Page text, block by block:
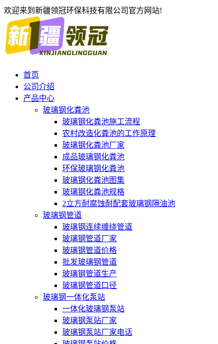
欢迎来到新疆领冠环保科技有限公司官方网站!
首页
公司介绍
产品中心
玻璃钢化粪池
玻璃钢化粪池施工流程
农村改造化粪池的工作原理
玻璃钢化粪池厂家
成品玻璃钢化粪池
环保玻璃钢化粪池
玻璃钢化粪池图集
玻璃钢化粪池规格
2立方耐腐蚀耐配套玻璃钢隔油池
玻璃钢管道
玻璃钢连续缠绕管道
玻璃钢管道厂家
玻璃钢管道价格
批发玻璃钢管道
玻璃钢管道生产
玻璃钢管道口径
玻璃钢一体化泵站
一体化玻璃钢泵站
玻璃钢泵站厂家
玻璃钢泵站厂家电话